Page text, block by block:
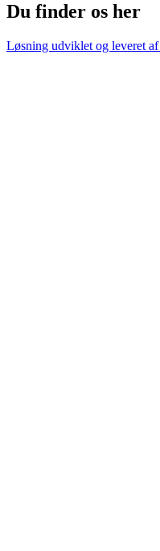
Du finder os her
Løsning udviklet og leveret af